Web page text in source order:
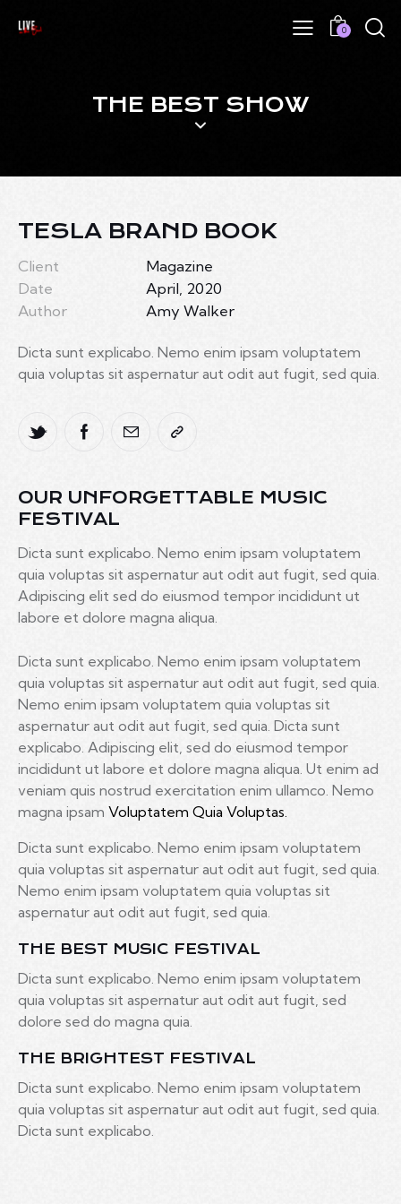
0
THE BEST SHOW
TESLA BRAND BOOK
Client
Magazine
Date
April, 2020
Author
Amy Walker
Dicta sunt explicabo. Nemo enim ipsam voluptatem
quia voluptas sit aspernatur aut odit aut fugit, sed quia.
OUR UNFORGETTABLE MUSIC
FESTIVAL
Dicta sunt explicabo. Nemo enim ipsam voluptatem
quia voluptas sit aspernatur aut odit aut fugit, sed quia.
Adipiscing elit sed do eiusmod tempor incididunt ut
labore et dolore magna aliqua.
Dicta sunt explicabo. Nemo enim ipsam voluptatem
quia voluptas sit aspernatur aut odit aut fugit, sed quia.
Nemo enim ipsam voluptatem quia voluptas sit
aspernatur aut odit aut fugit, sed quia. Dicta sunt
explicabo. Adipiscing elit, sed do eiusmod tempor
incididunt ut labore et dolore magna aliqua. Ut enim ad
veniam quis nostrud exercitation enim ullamco. Nemo
magna ipsam Voluptatem Quia Voluptas.
Dicta sunt explicabo. Nemo enim ipsam voluptatem
quia voluptas sit aspernatur aut odit aut fugit, sed quia.
Nemo enim ipsam voluptatem quia voluptas sit
aspernatur aut odit aut fugit, sed quia.
THE BEST MUSIC FESTIVAL
Dicta sunt explicabo. Nemo enim ipsam voluptatem
quia voluptas sit aspernatur aut odit aut fugit, sed
dolore sed do magna quia.
THE BRIGHTEST FESTIVAL
Dicta sunt explicabo. Nemo enim ipsam voluptatem
quia voluptas sit aspernatur aut odit aut fugit, sed quia.
Dicta sunt explicabo.